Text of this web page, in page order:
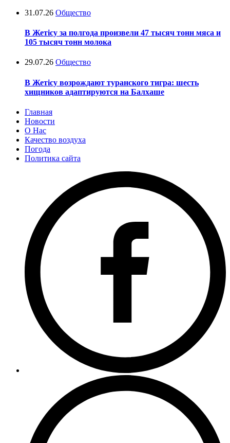
31.07.26 Общество
В Жетісу за полгода произвели 47 тысяч тонн мяса и
105 тысяч тонн молока
29.07.26 Общество
В Жетісу возрождают туранского тигра: шесть
хищников адаптируются на Балхаше
Главная
Новости
О Нас
Качество воздуха
Погода
Политика сайта